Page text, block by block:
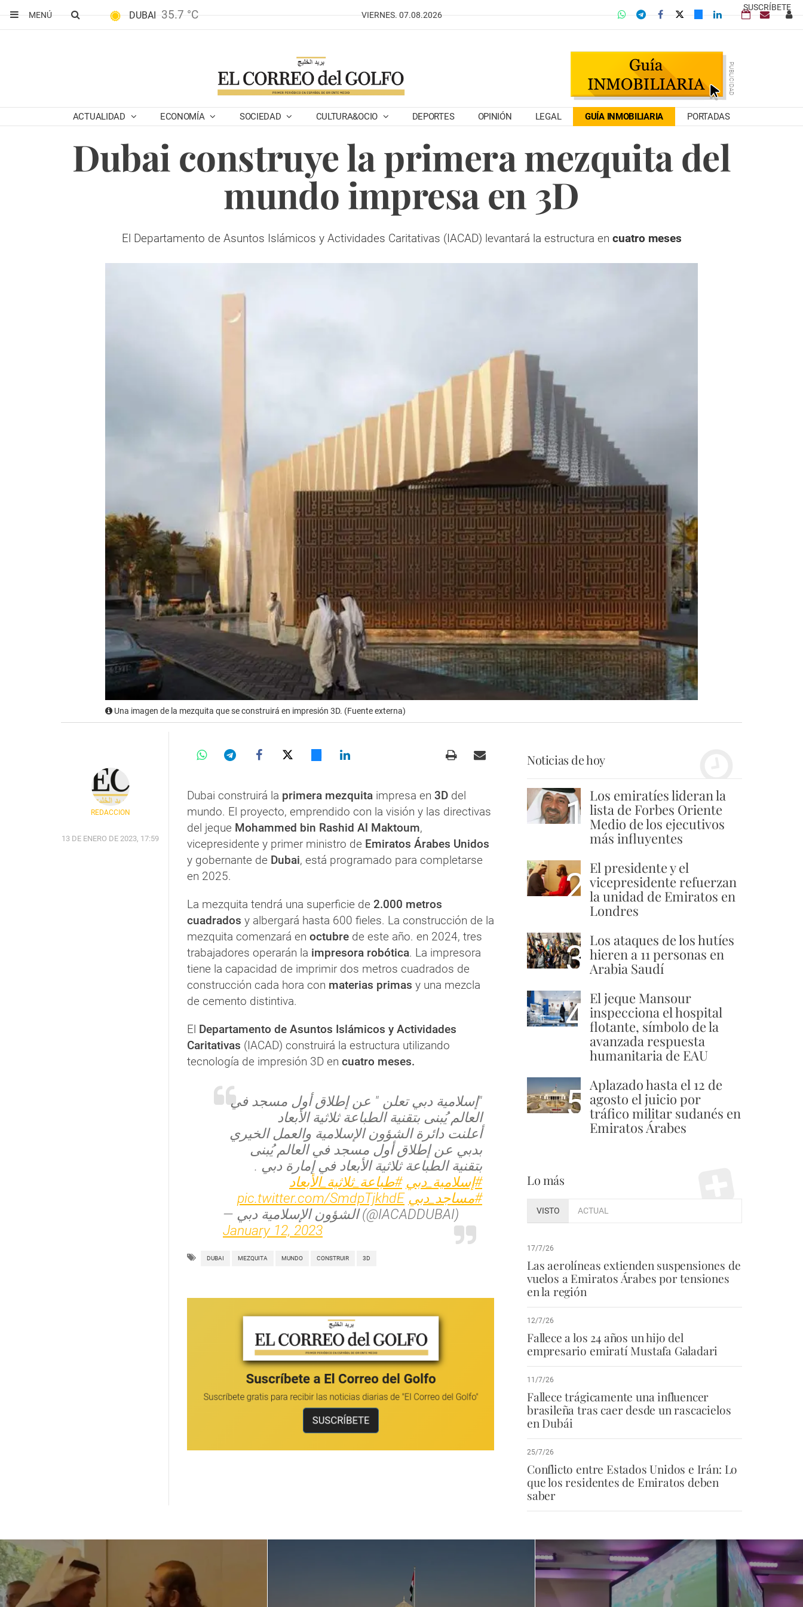
SUSCRÍBETE
MENÚ
DUBAI 35.7 °C VIERNES. 07.08.2026
ACTUALIDAD ECONOMÍA SOCIEDAD CULTURA&OCIO DEPORTES OPINIÓN LEGAL GUÍA INMOBILIARIA PORTADAS
Dubai construye la primera mezquita del
mundo impresa en 3D
El Departamento de Asuntos Islámicos y Actividades Caritativas (IACAD) levantará la estructura en cuatro meses
Una imagen de la mezquita que se construirá en impresión 3D. (Fuente externa)
REDACCIÓN
13 DE ENERO DE 2023, 17:59
Dubai construirá la primera mezquita impresa en 3D del
mundo. El proyecto, emprendido con la visión y las directivas
del jeque Mohammed bin Rashid Al Maktoum,
vicepresidente y primer ministro de Emiratos Árabes Unidos
y gobernante de Dubai, está programado para completarse
en 2025.
La mezquita tendrá una superficie de 2.000 metros
cuadrados y albergará hasta 600 fieles. La construcción de la
mezquita comenzará en octubre de este año. en 2024, tres
trabajadores operarán la impresora robótica. La impresora
tiene la capacidad de imprimir dos metros cuadrados de
construcción cada hora con materias primas y una mezcla
de cemento distintiva.
El Departamento de Asuntos Islámicos y Actividades
Caritativas (IACAD) construirá la estructura utilizando
tecnología de impresión 3D en cuatro meses.
"إسلامية دبي تعلن " عن إطلاق أول مسجد في
العالم يُبنى بتقنية الطباعة ثلاثية الأبعاد
أعلنت دائرة الشؤون الإسلامية والعمل الخيري
بدبي عن إطلاق أول مسجد في العالم يُبنى
بتقنية الطباعة ثلاثية الأبعاد في إمارة دبي .
#إسلامية_دبي #طباعة_ثلاثية_الأبعاد
#مساجد_دبي pic.twitter.com/SmdpTjkhdE
— الشؤون الإسلامية دبي (@IACADDUBAI)
January 12, 2023
DUBAI MEZQUITA MUNDO CONSTRUIR 3D
Noticias de hoy
1 Los emiratíes lideran la
lista de Forbes Oriente
Medio de los ejecutivos
más influyentes
2 El presidente y el
vicepresidente refuerzan
la unidad de Emiratos en
Londres
3 Los ataques de los hutíes
hieren a 11 personas en
Arabia Saudí
4 El jeque Mansour
inspecciona el hospital
flotante, símbolo de la
avanzada respuesta
humanitaria de EAU
5 Aplazado hasta el 12 de
agosto el juicio por
tráfico militar sudanés en
Emiratos Árabes
Lo más
VISTO ACTUAL
17/7/26
Las aerolíneas extienden suspensiones de
vuelos a Emiratos Árabes por tensiones
en la región
12/7/26
Fallece a los 24 años un hijo del
empresario emiratí Mustafa Galadari
11/7/26
Fallece trágicamente una influencer
brasileña tras caer desde un rascacielos
en Dubái
25/7/26
Conflicto entre Estados Unidos e Irán: Lo
que los residentes de Emiratos deben
saber